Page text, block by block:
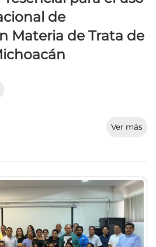
de
Materia de Trata de
Ver más